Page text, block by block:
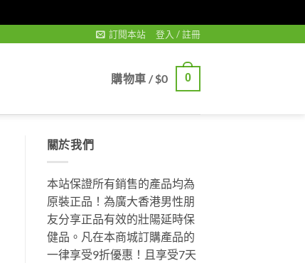
訂閱本站 登入 / 註冊
購物車 /$0 0
關於我們
本站保證所有銷售的產品均為
原裝正品！為廣大香港男性朋
友分享正品有效的壯陽延時保
健品。凡在本商城訂購產品的
一律享受9折優惠！且享受7天